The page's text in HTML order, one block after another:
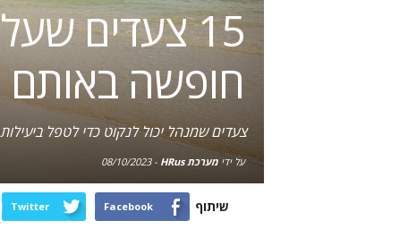
15 צעדים
חופשה באותם
צעדים שמנהל יכול לנקוט כדי לטפל
על ידימערכת HRus -
08/10/2023
שיתוף Facebook
Twitter